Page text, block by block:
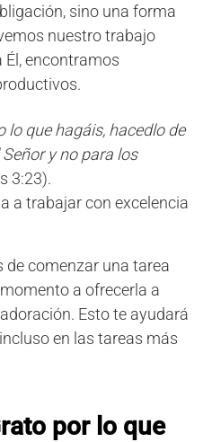
sino una forma
nuestro trabajo
encontramos
lo que hagáis, hacedlo de
y no para los
3:23).
a trabajar con excelencia
de comenzar una tarea
a ofrecerla a
Esto te ayudará
en las tareas más
por lo que